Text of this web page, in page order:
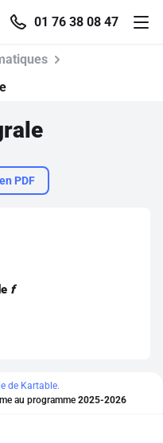
01 76 38 08 47
PDF
f
de Kartable.
au programme 2025-2026